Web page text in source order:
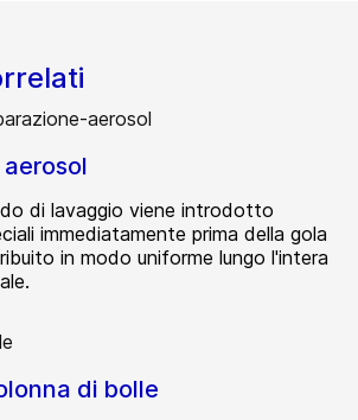
di lavaggio viene introdotto
immediatamente prima della gola
in modo uniforme lungo l'intera
di bolle